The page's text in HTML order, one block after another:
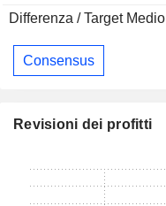
Differenza / Target Medio
Consensus
Revisioni dei profitti